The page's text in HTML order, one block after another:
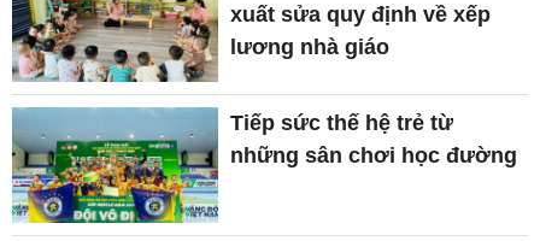
xuất sửa quy định về xếp
lương nhà giáo
Tiếp sức thế hệ trẻ từ
những sân chơi học đường